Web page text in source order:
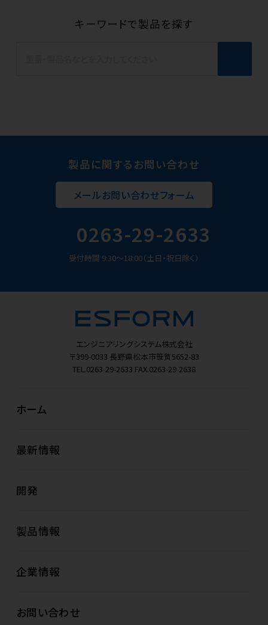
キーワードで製品を探す
製品に関するお問い合わせ
メールお問い合わせフォーム
0263-29-2633
受付時間 9:30～18:00（土日・祝日除く）
エンジニアリングシステム株式会社
〒399-0033 長野県松本市笹賀5652-83
TEL.0263-29-2633 FAX.0263-29-2638
ホーム
最新情報
開発
製品情報
企業情報
お問い合わせ